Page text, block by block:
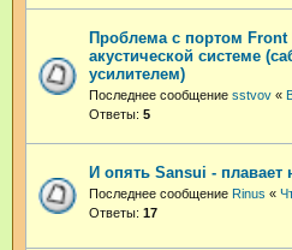
Проблема с портом
акустической системе
усилителем)
Последнее сообщение sstvov «
Ответы: 5
И опять Sansui - плавает
Последнее сообщение Rinus «
Ответы: 17